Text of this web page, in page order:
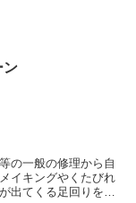
ン
の一般の修理から自
イキングやくたびれ
出てくる足回りを直